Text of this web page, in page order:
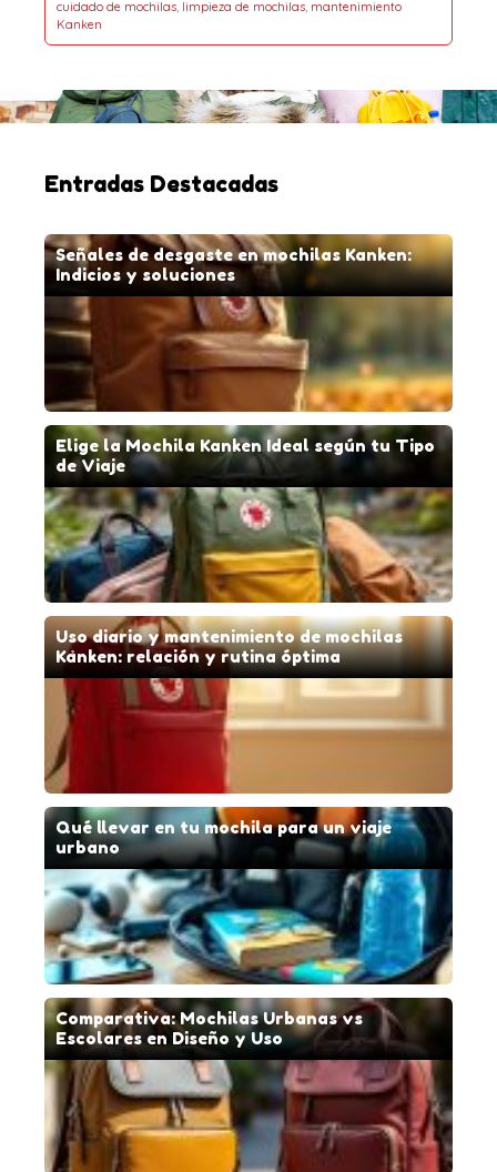
cuidado de mochilas, limpieza de mochilas, mantenimiento
Kanken
Entradas Destacadas
Señales de desgaste en mochilas Kanken:
Indicios y soluciones
Elige la Mochila Kanken Ideal según tu Tipo
de Viaje
Uso diario y mantenimiento de mochilas
Kånken: relación y rutina óptima
Qué llevar en tu mochila para un viaje
urbano
Comparativa: Mochilas Urbanas vs
Escolares en Diseño y Uso